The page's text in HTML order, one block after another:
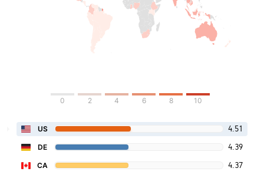
0 2 4 6 8 10
US 4.51
DE 4.39
CA 4.37